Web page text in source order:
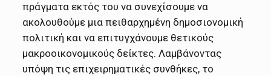
πράγματα εκτός του να συνεχίσουμε να
ακολουθούμε μια πειθαρχημένη δημοσιονομική
πολιτική και να επιτυγχάνουμε θετικούς
μακροοικονομικούς δείκτες. Λαμβάνοντας
υπόψη τις επιχειρηματικές συνθήκες, το